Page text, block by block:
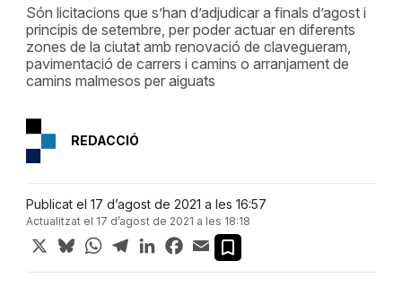
Són licitacions que s’han d’adjudicar a finals d’agost i
principis de setembre, per poder actuar en diferents
zones de la ciutat amb renovació de clavegueram,
pavimentació de carrers i camins o arranjament de
camins malmesos per aiguats
REDACCIÓ
Publicat el 17 d’agost de 2021 a les 16:57
Actualitzat el 17 d’agost de 2021 a les 18:18
X BlueskyWhatsApp
TelegramLinkedInFacebook
Email